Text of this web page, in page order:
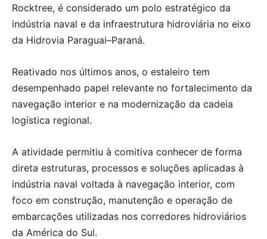
Rocktree, é considerado um polo estratégico da
indústria naval e da infraestrutura hidroviária no eixo
da Hidrovia Paraguai–Paraná.
Reativado nos últimos anos, o estaleiro tem
desempenhado papel relevante no fortalecimento da
navegação interior e na modernização da cadeia
logística regional.
A atividade permitiu à comitiva conhecer de forma
direta estruturas, processos e soluções aplicadas à
indústria naval voltada à navegação interior, com
foco em construção, manutenção e operação de
embarcações utilizadas nos corredores hidroviários
da América do Sul.